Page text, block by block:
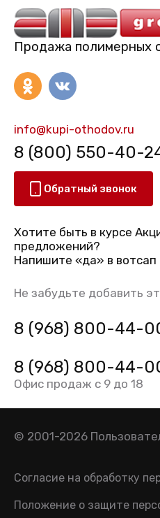
Продажа полимерных
info@kupi-othodov.ru
8 (800) 550-40-
Обратный звонок
Хотите быть в курсе
предложений?
Напишите «да» в вотсап
Не забудьте добавить
8 (968) 800-44-
8 (968) 800-44-
Офис продаж с 9 до 18
© 2001-2026
Согласие на обработку
Положение о защите